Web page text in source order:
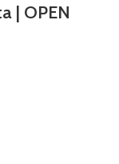
| OPEN